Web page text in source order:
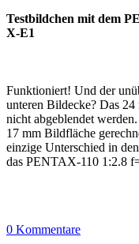
Testbildchen mit dem
X-E1
Funktioniert! Und der
unteren Bildecke? Das
nicht abgeblendet
17 mm Bildfläche
einzige Unterschied in
das PENTAX-110 1:2.8
0 Kommentare